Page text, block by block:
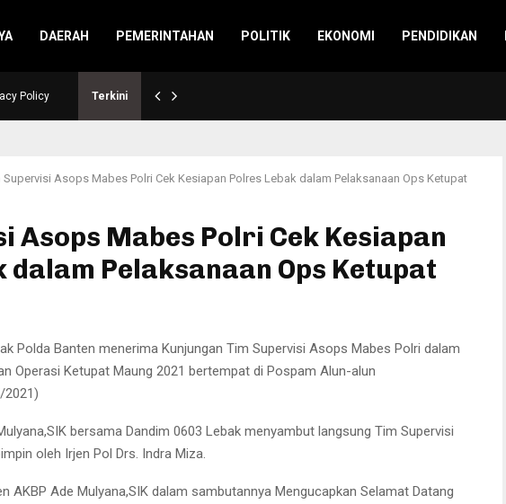
DAERAH PEMERINTAHAN POLITIK EKONOMI PENDIDIKAN
Policy Terkini
Supervisi Asops Mabes Polri Cek Kesiapan Polres Lebak dalam Pelaksanaan Ops Ketupat
Asops Mabes Polri Cek Kesiapan
dalam Pelaksanaan Ops Ketupat
Polda Banten menerima Kunjungan Tim Supervisi Asops Mabes Polri dalam
Operasi Ketupat Maung 2021 bertempat di Pospam Alun-alun
2021)
bersama Dandim 0603 Lebak menyambut langsung Tim Supervisi
oleh Irjen Pol Drs. Indra Miza.
AKBP Ade Mulyana,SIK dalam sambutannya Mengucapkan Selamat Datang